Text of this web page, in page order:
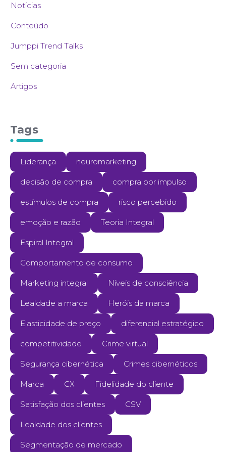
Notícias
Conteúdo
Jumppi Trend Talks
Sem categoria
Artigos
Tags
Liderança neuromarketing
decisão de compra compra por impulso
estímulos de compra risco percebido
emoção e razão Teoria Integral
Espiral Integral
Comportamento de consumo
Marketing integral Níveis de consciência
Lealdade a marca Heróis da marca
Elasticidade de preço diferencial estratégico
competitividade Crime virtual
Segurança cibernética Crimes cibernéticos
Marca CX Fidelidade do cliente
Satisfação dos clientes CSV
Lealdade dos clientes
Segmentação de mercado